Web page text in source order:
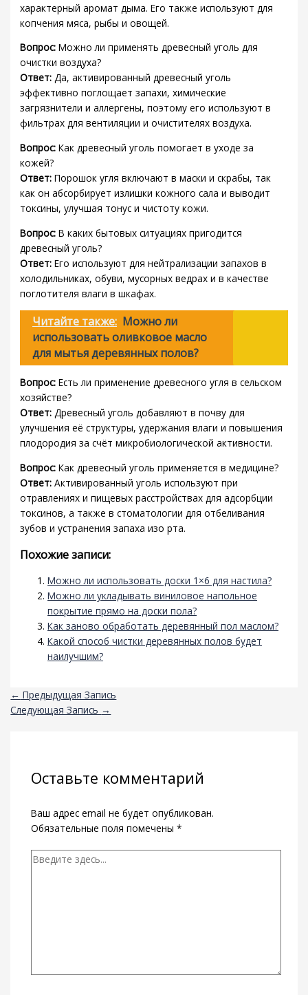
характерный аромат дыма. Его также используют для
копчения мяса, рыбы и овощей.
Вопрос: Можно ли применять древесный уголь для
очистки воздуха?
Ответ: Да, активированный древесный уголь
эффективно поглощает запахи, химические
загрязнители и аллергены, поэтому его используют в
фильтрах для вентиляции и очистителях воздуха.
Вопрос: Как древесный уголь помогает в уходе за
кожей?
Ответ: Порошок угля включают в маски и скрабы, так
как он абсорбирует излишки кожного сала и выводит
токсины, улучшая тонус и чистоту кожи.
Вопрос: В каких бытовых ситуациях пригодится
древесный уголь?
Ответ: Его используют для нейтрализации запахов в
холодильниках, обуви, мусорных ведрах и в качестве
поглотителя влаги в шкафах.
Читайте также: Можно ли
использовать оливковое масло
для мытья деревянных полов?
Вопрос: Есть ли применение древесного угля в сельском
хозяйстве?
Ответ: Древесный уголь добавляют в почву для
улучшения её структуры, удержания влаги и повышения
плодородия за счёт микробиологической активности.
Вопрос: Как древесный уголь применяется в медицине?
Ответ: Активированный уголь используют при
отравлениях и пищевых расстройствах для адсорбции
токсинов, а также в стоматологии для отбеливания
зубов и устранения запаха изо рта.
Похожие записи:
Можно ли использовать доски 1×6 для настила?
Можно ли укладывать виниловое напольное
покрытие прямо на доски пола?
Как заново обработать деревянный пол маслом?
Какой способ чистки деревянных полов будет
наилучшим?
← Предыдущая Запись
Следующая Запись →
Оставьте комментарий
Ваш адрес email не будет опубликован.
Обязательные поля помечены *
Введите